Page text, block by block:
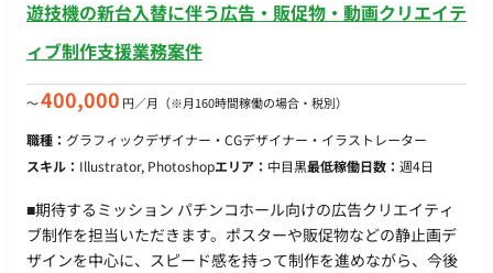
環境 プログラミング言語 ・該当なし インフラ ・該当なし ■働
き方 ・稼働量：週5日 ・リモート稼働：一部リモート（週3日出
遊技機の新台入替に伴う広告・販促物・動画クリエイテ
ィブ制作支援業務案件
〜400,000 円／月 （※月160時間稼働の場合・税別）
職種： グラフィックデザイナー・CGデザイナー・イラストレーター
スキル： Illustrator, Photoshopエリア： 中目黒最低稼働日数： 週4日
■期待するミッション パチンコホール向けの広告クリエイティ
ブ制作を担当いただきます。ポスターや販促物などの静止画デ
ザインを中心に、スピード感を持って制作を進めながら、今後